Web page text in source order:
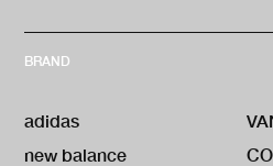
BRAND
adidas
new balance